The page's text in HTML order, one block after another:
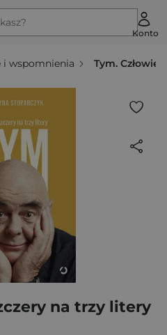
Konto
i wspomnienia Tym.
na trzy litery